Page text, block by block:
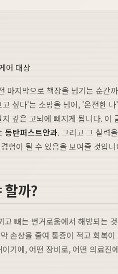
어 대상
지막으로 책장을 넘기는 순간
싶다'는 소망을 넘어, '온전한
깊은 고뇌에 빠지게 됩니다.
동탄퍼스트안과. 그리고 그 실력을
험이 될 수 있음을 보여줄 것입
할까?
빼는 번거로움에서 해방되는
상을 줄여 통증이 적고 회복
기에, 어떤 장비로, 어떤 의료